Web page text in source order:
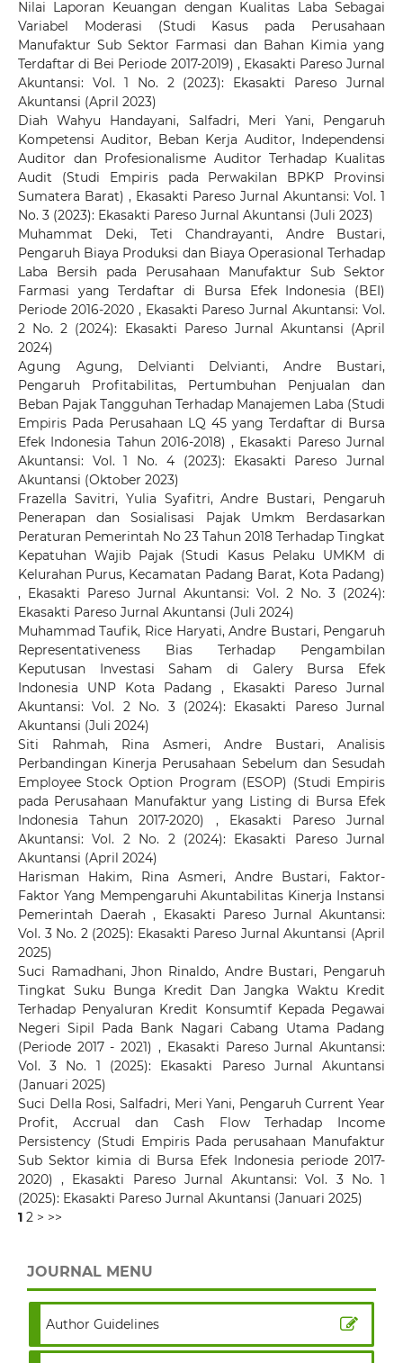
Nilai Laporan Keuangan dengan Kualitas Laba Sebagai
Variabel Moderasi (Studi Kasus pada Perusahaan
Manufaktur Sub Sektor Farmasi dan Bahan Kimia yang
Terdaftar di Bei Periode 2017-2019) , Ekasakti Pareso Jurnal
Akuntansi: Vol. 1 No. 2 (2023): Ekasakti Pareso Jurnal
Akuntansi (April 2023)
Diah Wahyu Handayani, Salfadri, Meri Yani, Pengaruh
Kompetensi Auditor, Beban Kerja Auditor, Independensi
Auditor dan Profesionalisme Auditor Terhadap Kualitas
Audit (Studi Empiris pada Perwakilan BPKP Provinsi
Sumatera Barat) , Ekasakti Pareso Jurnal Akuntansi: Vol. 1
No. 3 (2023): Ekasakti Pareso Jurnal Akuntansi (Juli 2023)
Muhammat Deki, Teti Chandrayanti, Andre Bustari,
Pengaruh Biaya Produksi dan Biaya Operasional Terhadap
Laba Bersih pada Perusahaan Manufaktur Sub Sektor
Farmasi yang Terdaftar di Bursa Efek Indonesia (BEI)
Periode 2016-2020 , Ekasakti Pareso Jurnal Akuntansi: Vol.
2 No. 2 (2024): Ekasakti Pareso Jurnal Akuntansi (April
2024)
Agung Agung, Delvianti Delvianti, Andre Bustari,
Pengaruh Profitabilitas, Pertumbuhan Penjualan dan
Beban Pajak Tangguhan Terhadap Manajemen Laba (Studi
Empiris Pada Perusahaan LQ 45 yang Terdaftar di Bursa
Efek Indonesia Tahun 2016-2018), Ekasakti Pareso Jurnal
Akuntansi: Vol. 1 No. 4 (2023): Ekasakti Pareso Jurnal
Akuntansi (Oktober 2023)
Frazella Savitri, Yulia Syafitri, Andre Bustari, Pengaruh
Penerapan dan Sosialisasi Pajak Umkm Berdasarkan
Peraturan Pemerintah No 23 Tahun 2018 Terhadap Tingkat
Kepatuhan Wajib Pajak (Studi Kasus Pelaku UMKM di
Kelurahan Purus, Kecamatan Padang Barat, Kota Padang)
, Ekasakti Pareso Jurnal Akuntansi: Vol. 2 No. 3 (2024):
Ekasakti Pareso Jurnal Akuntansi (Juli 2024)
Muhammad Taufik, Rice Haryati, Andre Bustari, Pengaruh
Representativeness Bias Terhadap Pengambilan
Keputusan Investasi Saham di Galery Bursa Efek
Indonesia UNP Kota Padang, Ekasakti Pareso Jurnal
Akuntansi: Vol. 2 No. 3 (2024): Ekasakti Pareso Jurnal
Akuntansi (Juli 2024)
Siti Rahmah, Rina Asmeri, Andre Bustari,Analisis
Perbandingan Kinerja Perusahaan Sebelum dan Sesudah
Employee Stock Option Program (ESOP) (Studi Empiris
pada Perusahaan Manufaktur yang Listing di Bursa Efek
Indonesia Tahun 2017-2020) , Ekasakti Pareso Jurnal
Akuntansi: Vol. 2 No. 2 (2024): Ekasakti Pareso Jurnal
Akuntansi (April 2024)
Harisman Hakim, Rina Asmeri, Andre Bustari, Faktor-
Faktor Yang Mempengaruhi Akuntabilitas Kinerja Instansi
Pemerintah Daerah, Ekasakti Pareso Jurnal Akuntansi:
Vol. 3 No. 2 (2025): Ekasakti Pareso Jurnal Akuntansi (April
2025)
Suci Ramadhani, Jhon Rinaldo, Andre Bustari, Pengaruh
Tingkat Suku Bunga Kredit Dan Jangka Waktu Kredit
Terhadap Penyaluran Kredit Konsumtif Kepada Pegawai
Negeri Sipil Pada Bank Nagari Cabang Utama Padang
(Periode 2017 - 2021) , Ekasakti Pareso Jurnal Akuntansi:
Vol. 3 No. 1 (2025): Ekasakti Pareso Jurnal Akuntansi
(Januari 2025)
Suci Della Rosi, Salfadri, Meri Yani, Pengaruh Current Year
Profit, Accrual dan Cash Flow Terhadap Income
Persistency (Studi Empiris Pada perusahaan Manufaktur
Sub Sektor kimia di Bursa Efek Indonesia periode 2017-
2020), Ekasakti Pareso Jurnal Akuntansi: Vol. 3 No. 1
(2025): Ekasakti Pareso Jurnal Akuntansi (Januari 2025)
1 2 > >>
JOURNAL MENU
Author Guidelines